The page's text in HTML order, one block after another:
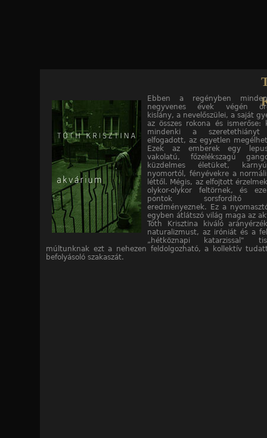
Akvárium
Ebben a regényben
negyvenes évek végén
kislány, a nevelőszülei, a saját
az összes rokona és ismerőse:
mindenki a
elfogadott, az egyetlen
Ezek az emberek egy
vakolatú, főzelékszagú
küzdelmes életüket,
nyomortól, fényévekre a
léttől. Mégis, az elfojtott
olykor-olykor feltörnek, és
pontok sorsfordító
eredményeznek. Ez a
egyben átlátszó világ maga az
Tóth Krisztina kiváló
naturalizmust, az iróniát és a
„hétköznapi katarzissal"
múltunknak ezt a nehezen feldolgozható, a kollektív
befolyásoló szakaszát.